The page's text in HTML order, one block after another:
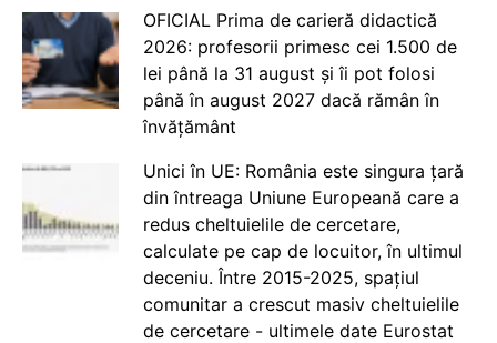
OFICIAL Prima de carieră didactică
2026: profesorii primesc cei 1.500 de
lei până la 31 august și îi pot folosi
până în august 2027 dacă rămân în
învățământ
Unici în UE: România este singura țară
din întreaga Uniune Europeană care a
redus cheltuielile de cercetare,
calculate pe cap de locuitor, în ultimul
deceniu. Între 2015-2025, spațiul
comunitar a crescut masiv cheltuielile
de cercetare - ultimele date Eurostat